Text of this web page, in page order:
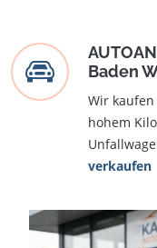
Baden
Wir
hohem
verkaufen